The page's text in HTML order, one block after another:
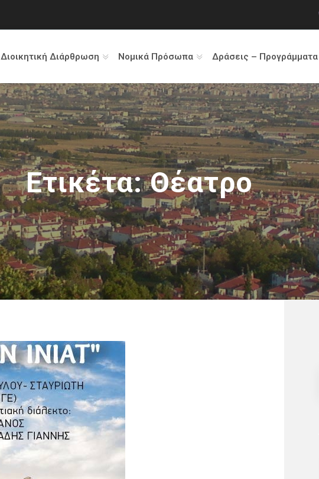
Διοικητική Διάρθρωση Νομικά Πρόσωπα Δράσεις – Προγράμματα
Ετικέτα:Θέατρο